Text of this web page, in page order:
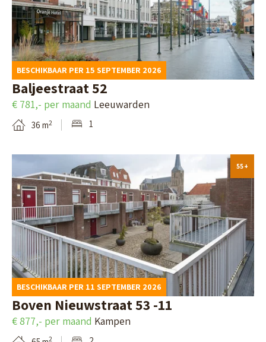
i
j
k
d
e
d
e
a
i
l
p
i
a
v
BESCHIKBAAR PER 15 SEPTEMBER 2026
Baljeestraat 52
€ 781,- per maand Leeuwarden
36 m2 1
e
k
i
k
d
e
d
55+
BESCHIKBAAR PER 11 SEPTEMBER 2026
Boven Nieuwstraat 53 -11
€ 877,- per maand Kampen
2